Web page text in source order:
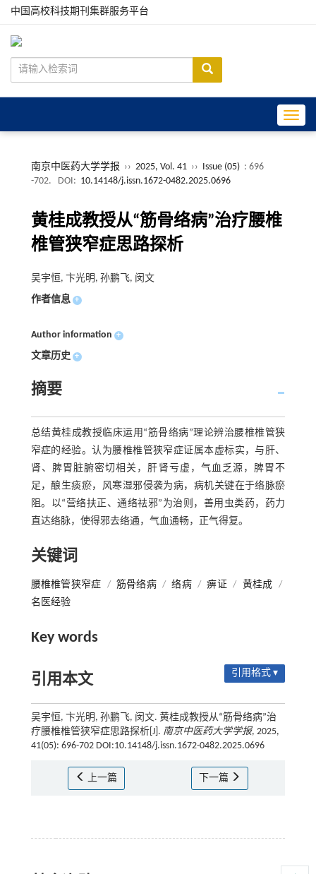
中国高校科技期刊集群服务平台
南京中医药大学学报 ›› 2025, Vol. 41 ›› Issue (05) : 696
-702.
DOI: 10.14148/j.issn.1672-0482.2025.0696
黄桂成教授从“筋骨络病”治疗腰椎
椎管狭窄症思路探析
吴宇恒, 卞光明, 孙鹏飞, 闵文
作者信息 +
Author information +
文章历史 +
摘要
总结黄桂成教授临床运用“筋骨络病”理论辨治腰椎椎管狭
窄症的经验。认为腰椎椎管狭窄症证属本虚标实，与肝、
肾、脾胃脏腑密切相关，肝肾亏虚，气血乏源，脾胃不
足，酿生痰瘀，风寒湿邪侵袭为病，病机关键在于络脉瘀
阻。以“营络扶正、通络祛邪”为治则，善用虫类药，药力
直达络脉，使得邪去络通，气血通畅，正气得复。
关键词
腰椎椎管狭窄症 / 筋骨络病 / 络病 / 痹证 / 黄桂成 /
名医经验
Key words
引用本文 引用格式 ▾
吴宇恒, 卞光明, 孙鹏飞, 闵文. 黄桂成教授从“筋骨络病”治
疗腰椎椎管狭窄症思路探析[J]. 南京中医药大学学报, 2025,
41(05): 696-702 DOI:10.14148/j.issn.1672-0482.2025.0696
上一篇 下一篇